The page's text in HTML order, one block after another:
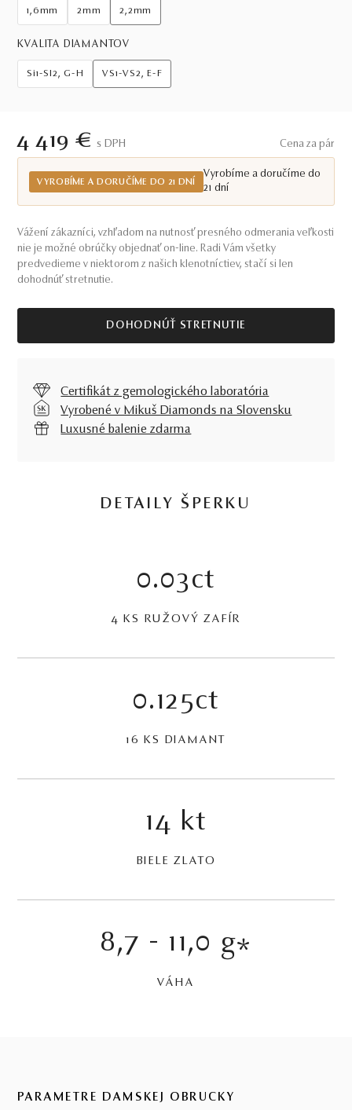
1,6mm 2mm 2,2mm
KVALITA DIAMANTOV
Si1-SI2, G-H VS1-VS2, E-F
4 419 € S DPH Cena za pár
VYROBÍME A DORUČÍME DO 21 DNÍ
Vyrobíme a doručíme do
21 dní
Vážení zákazníci, vzhľadom na nutnosť presného odmerania veľkosti
nie je možné obrúčky objednať on-line. Radi Vám všetky
predvedieme v niektorom z našich klenotníctiev, stačí si len
dohodnúť stretnutie.
DOHODNÚŤ STRETNUTIE
Certifikát z gemologického laboratória
Vyrobené v Mikuš Diamonds na Slovensku
Luxusné balenie zdarma
DETAILY ŠPERKU
0.03ct
4 KS RUŽOVÝ ZAFÍR
0.125ct
16 KS DIAMANT
14 kt
BIELE ZLATO
8,7 - 11,0 g*
VÁHA
PARAMETRE DÁMSKEJ OBRÚČKY